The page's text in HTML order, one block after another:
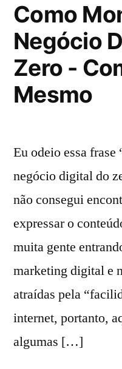
Como
Negócio
Zero -
Mesmo
Eu odeio essa
negócio digital do
não consegui
expressar o
muita gente
marketing digital e
atraídas pela
internet, portanto,
algumas […]